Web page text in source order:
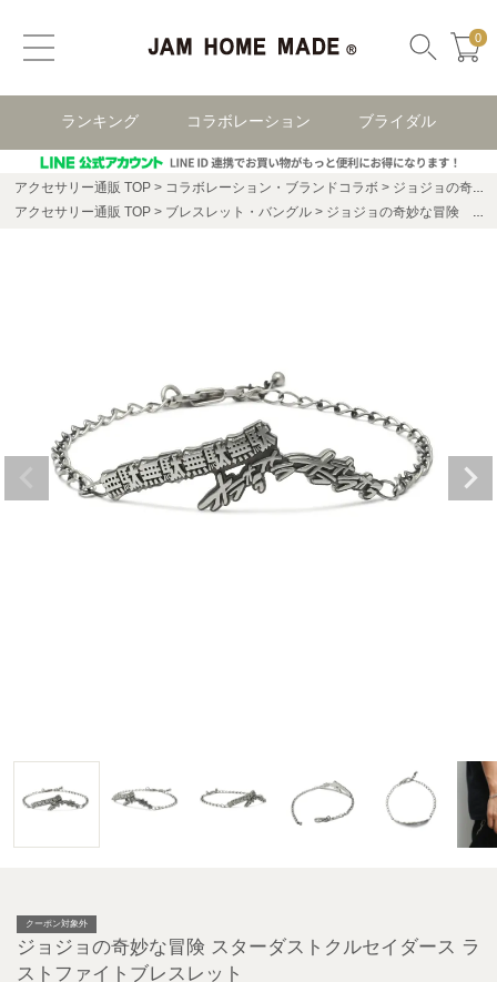
0
ランキング コラボレーション ブライダル
アクセサリー通販 TOP コラボレーション・ブランドコラボ
ジョジョの奇妙な冒険 コラボアクセサリー
アクセサリー通販 TOP
ブレスレット・バングル ジョジョの奇妙な冒険 スターダストクルセイダース ラストファイトブレスレット
クーポン対象外
ジョジョの奇妙な冒険 スターダストクルセイダース ラ
ストファイトブレスレット